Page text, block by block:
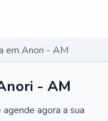
em Anori - AM
- AM
agora a sua